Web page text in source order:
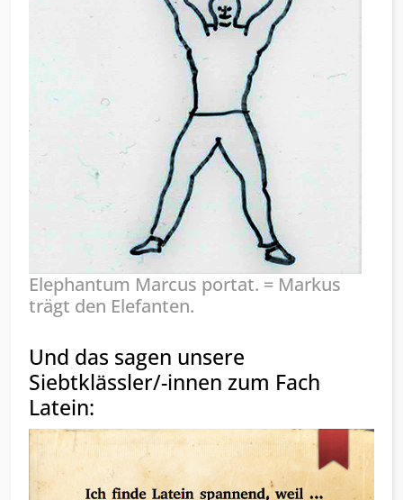
Elephantum Marcus portat. = Markus
trägt den Elefanten.
Und das sagen unsere
Siebtklässler/-innen zum Fach
Latein: